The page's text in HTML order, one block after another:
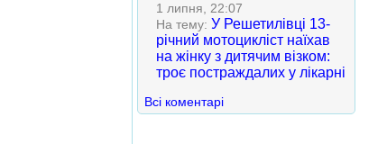
1 липня, 22:07
На тему: У Решетилівці 13-
річний мотоцикліст наїхав
на жінку з дитячим візком:
троє постраждалих у лікарні
Всі коментарі